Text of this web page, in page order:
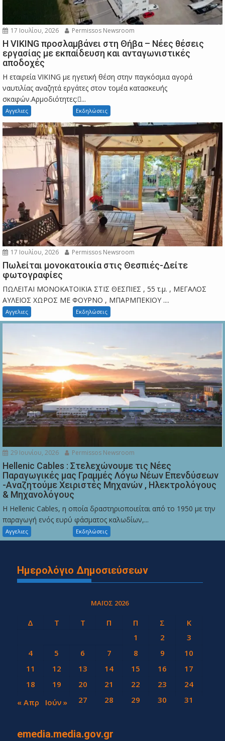
17 Ιουλίου, 2026 Permissos Newsroom
Η VIKING προσλαμβάνει στη Θήβα – Νέες θέσεις
εργασίας με εκπαίδευση και ανταγωνιστικές
αποδοχές
Η εταιρεία VIKING με ηγετική θέση στην παγκόσμια αγορά
ναυτιλίας αναζητά εργάτες στον τομέα κατασκευής
σκαφών.Αρμοδιότητες:...
Αγγελιες Εκδηλώσεις
17 Ιουλίου, 2026 Permissos Newsroom
Πωλείται μονοκατοικία στις Θεσπιές-Δείτε
φωτογραφίες
ΠΩΛΕΙΤΑΙ ΜΟΝΟΚΑΤΟΙΚΙΑ ΣΤΙΣ ΘΕΣΠΙΕΣ , 55 τ.μ. , ΜΕΓΑΛΟΣ
ΑΥΛΕΙΟΣ ΧΩΡΟΣ ΜΕ ΦΟΥΡΝΟ , ΜΠΑΡΜΠΕΚΙΟΥ ....
Αγγελιες Εκδηλώσεις
29 Ιουνίου, 2026 Permissos Newsroom
Hellenic Cables : Στελεχώνουμε τις Νέες
Παραγωγικές μας Γραμμές Λόγω Νέων Επενδύσεων
-Αναζητούμε Χειριστές Μηχανών , Ηλεκτρολόγους
& Μηχανολόγους
Η Hellenic Cables, η οποία δραστηριοποιείται από το 1950 με την
παραγωγή ενός ευρύ φάσματος καλωδίων,...
Αγγελιες Εκδηλώσεις
Ημερολόγιο Δημοσιεύσεων
ΜΆΙΟΣ 2026
Δ Τ Τ Π Π Σ
Κ
1
2
3
4
5 6 7 8 9
10
11
12 13 14 15 16
17
18
19 20 21 22 23
24
25
26 27 28 29 30 31
« Απρ Ιούν »
emedia.media.gov.gr